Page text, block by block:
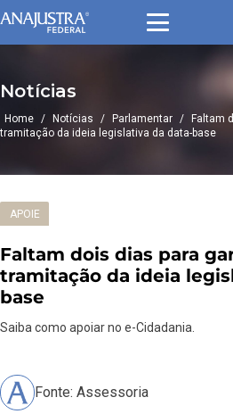
Notícias
Home / Notícias / Parlamentar /
Faltam
tramitação da ideia legislativa da data-base
APOIE
Faltam dois dias para
tramitação da ideia
base
Saiba como apoiar no e-Cidadania.
Fonte: Assessoria